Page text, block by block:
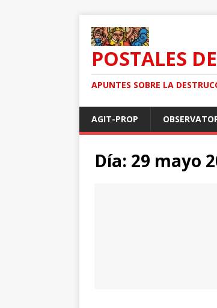
POSTALES
APUNTES SOBRE LA
AGIT-PROP
Día: 29 mayo